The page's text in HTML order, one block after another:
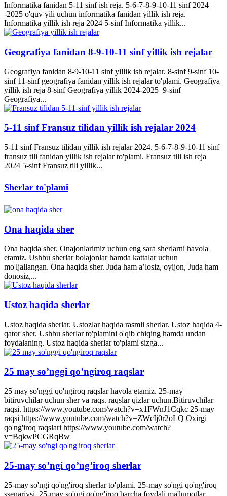
Informatika fanidan 5-11 sinf ish reja. 5-6-7-8-9-10-11 sinf 2024
-2025 o'quv yili uchun informatika fanidan yillik ish reja.
Informatika yillik ish reja 2024 5-sinf Informatika yillik...
Geografiya fanidan 8-9-10-11 sinf yillik ish rejalar
Geografiya fanidan 8-9-10-11 sinf yillik ish rejalar. 8-sinf 9-sinf 10-
sinf 11-sinf geografiya fanidan yillik ish rejalar to'plami. Geografiya
yillik ish reja 8-sinf Geografiya yillik 2024-2025 9-sinf
Geografiya...
5-11 sinf Fransuz tilidan yillik ish rejalar 2024
5-11 sinf Fransuz tilidan yillik ish rejalar 2024. 5-6-7-8-9-10-11 sinf
fransuz tili fanidan yillik ish rejalar to'plami. Fransuz tili ish reja
2024 5-sinf Fransuz tili yillik...
Sherlar to'plami
Ona haqida sher
Ona haqida sher. Onajonlarimiz uchun eng sara sherlarni havola
etamiz. Ushbu sherlar bolajonlar hamda kattalar uchun
mo'ljallangan. Ona haqida sher. Juda ham a’losiz, oyijon, Juda ham
donosiz,...
Ustoz haqida sherlar
Ustoz haqida sherlar. Ustozlar haqida rasmli sherlar. Ustoz haqida 4-
qator sher. Ushbu sherlar to'plamini o'qib chiqing hamda undan
foydalaning. Ustoz haqida sherlar to'plami sizga...
25 may so’nggi qo’ngiroq raqslar
25 may so'nggi qo'ngiroq raqslar havola etamiz. 25-may
bitiruvchilar uchun sher va raqs. raqslar qizlar uchun.Bitiruvchilar
raqsi. https://www.youtube.com/watch?v=x1FWnJ1Cqkc 25-may
raqsi https://www.youtube.com/watch?v=ZWcIj0r2oLQ Oxirgi
qo'ng'iroq raqslari https://www.youtube.com/watch?
v=BqkwPCGRqBw
25-may so’ngi qo’ng’iroq sherlar
25-may so'ngi qo'ng'iroq sherlar to'plami. 25-may so'ngi qo'ng'iroq
ssenariysi, 25-may so'ngi qo'ng'iroq barcha foydali ma'lumotlar.